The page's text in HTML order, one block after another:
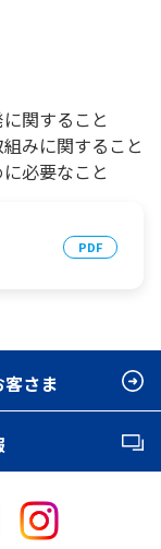
関すること
みに関すること
必要なこと
さま